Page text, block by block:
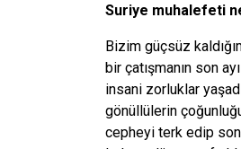
Suriye muhalefeti
Bizim güçsüz
bir çatışmanın son
insani zorluklar
gönüllülerin
cepheyi terk edip